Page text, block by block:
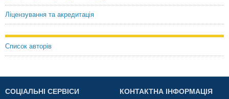
Ліцензування та акредитація
Список авторів
СОЦІАЛЬНІ СЕРВІСИ КОНТАКТНА ІНФОРМАЦІЯ